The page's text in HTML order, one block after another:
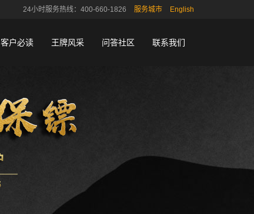
24小时服务热线：400-660-1826 服务城市 English
客户必读 王牌风采 问答社区 联系我们